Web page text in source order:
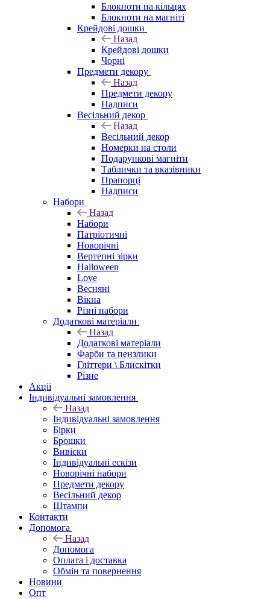
Блокноти на кільцях
Блокноти на магніті
Крейдові дошки
Назад
Крейдові дошки
Чорні
Предмети декору
Назад
Предмети декору
Надписи
Весільний декор
Назад
Весільний декор
Номерки на столи
Подарункові магніти
Таблички та вказівники
Прапорці
Надписи
Набори
Назад
Набори
Патріотичні
Новорічні
Вертепні зірки
Halloween
Love
Весняні
Вікна
Різні набори
Додаткові матеріали
Назад
Додаткові матеріали
Фарби та пензлики
Гліттери \ Блискітки
Різне
Акції
Індивідуальні замовлення
Назад
Індивідуальні замовлення
Бірки
Брошки
Вивіски
Індивідуальні ескізи
Новорічні набори
Предмети декору
Весільний декор
Штампи
Контакти
Допомога
Назад
Допомога
Оплата і доставка
Обмін та повернення
Новини
Опт